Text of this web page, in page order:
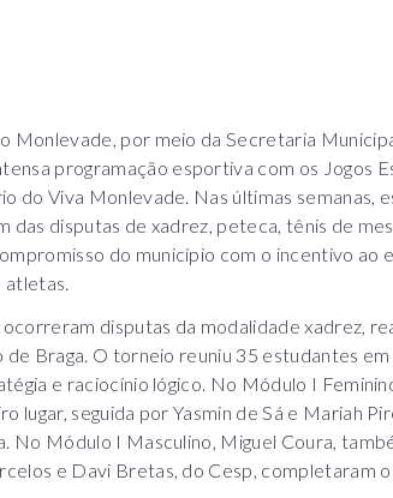
Monlevade, por meio da Secretaria
programação esportiva com os Jogos
do Viva Monlevade. Nas últimas semanas,
das disputas de xadrez, peteca, tênis de
do município com o incentivo ao
disputas da modalidade xadrez,
de Braga. O torneio reuniu 35 estudantes
e raciocínio lógico. No Módulo I
lugar, seguida por Yasmin de Sá e Mariah
No Módulo I Masculino, Miguel Coura,
e Davi Bretas, do Cesp, completaram o